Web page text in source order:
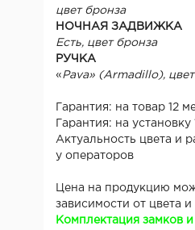
цвет бронза
НОЧНАЯ ЗАДВИЖКА
Есть, цвет бронза
РУЧКА
«Pava» (Armadillo),
Гарантия: на товар 12
Гарантия: на установку
Актуальность цвета и
у операторов
Цена на продукцию
зависимости от цвета
Комплектация замков